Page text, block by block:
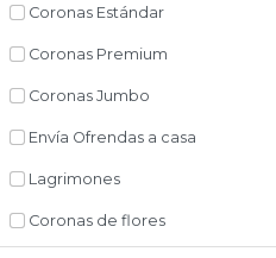
Coronas Estándar
Coronas Premium
Coronas Jumbo
Envía Ofrendas a casa
Lagrimones
Coronas de flores